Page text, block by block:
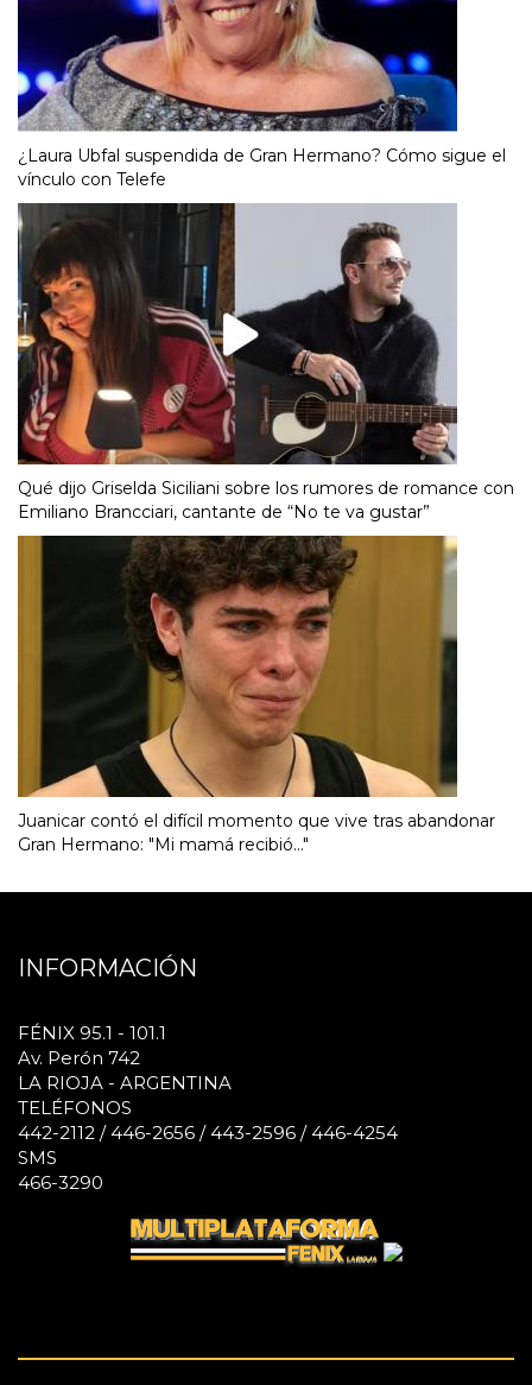
¿Laura Ubfal suspendida de Gran Hermano? Cómo sigue el
vínculo con Telefe
Qué dijo Griselda Siciliani sobre los rumores de romance con
Emiliano Brancciari, cantante de “No te va gustar”
Juanicar contó el difícil momento que vive tras abandonar
Gran Hermano: "Mi mamá recibió..."
INFORMACIÓN
FÉNIX 95.1 - 101.1
Av. Perón 742
LA RIOJA - ARGENTINA
TELÉFONOS
442-2112 / 446-2656 / 443-2596 / 446-4254
SMS
466-3290